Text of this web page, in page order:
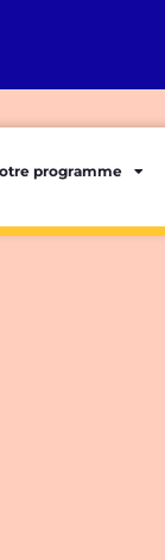
programme